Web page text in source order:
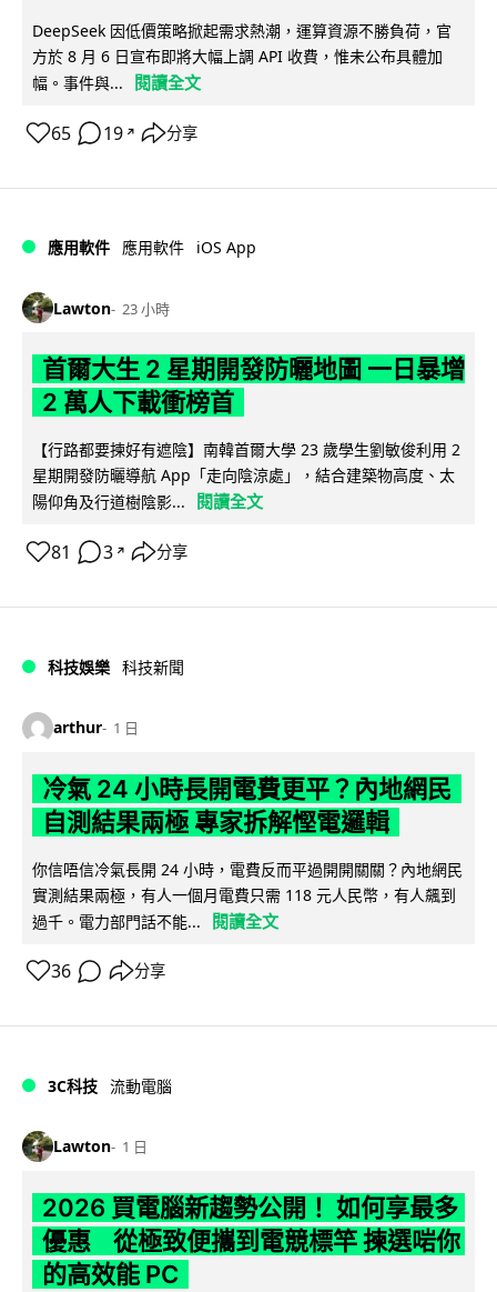
DeepSeek 因低價策略掀起需求熱潮，運算資源不勝負荷，官
方於 8 月 6 日宣布即將大幅上調 API 收費，惟未公布具體加
幅。事件與...
閱讀全文
65 19 ↗ 分享
應用軟件 應用軟件 iOS App
Lawton 23 小時
首爾大生 2 星期開發防曬地圖 一日暴增
2 萬人下載衝榜首
【行路都要揀好有遮陰】南韓首爾大學 23 歲學生劉敏俊利用 2
星期開發防曬導航 App「走向陰涼處」，結合建築物高度、太
陽仰角及行道樹陰影...
閱讀全文
81 3 ↗ 分享
科技娛樂 科技新聞
arthur 1 日
冷氣 24 小時長開電費更平？內地網民
自測結果兩極 專家拆解慳電邏輯
你信唔信冷氣長開 24 小時，電費反而平過開開關關？內地網民
實測結果兩極，有人一個月電費只需 118 元人民幣，有人飆到
過千。電力部門話不能...
閱讀全文
36 分享
3C科技 流動電腦
Lawton 1 日
2026 買電腦新趨勢公開！ 如何享最多
優惠 從極致便攜到電競標竿 揀選啱你
的高效能 PC